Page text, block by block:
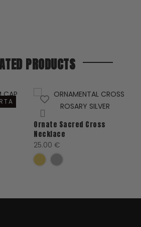
PRODUCTS
Ornate Sacred Cross
Necklace
25.00 €